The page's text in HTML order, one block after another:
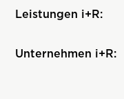
Leistungen i+R:
Unternehmen i+R: